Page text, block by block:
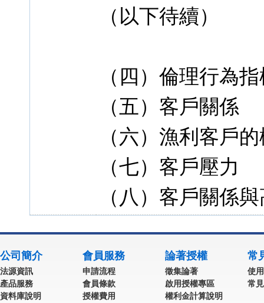
（以下待續）
（四）倫理行為
（五）客戶關係
（六）漁利客戶
（七）客戶壓力
（八）客戶關係
公司簡介
法源資訊
產品服務
資料庫說明
會員服務
申請流程
會員條款
授權費用
論著授權
徵集論著
啟用授權專區
權利金計算說明
常
使
常